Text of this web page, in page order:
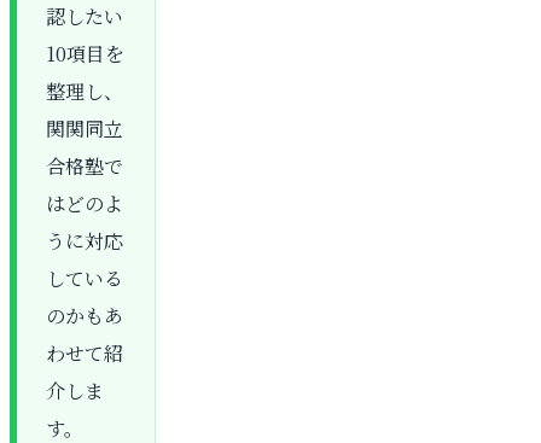
認したい
10項目を
整理し、
関関同立
合格塾で
はどのよ
うに対応
している
のかもあ
わせて紹
介しま
す。